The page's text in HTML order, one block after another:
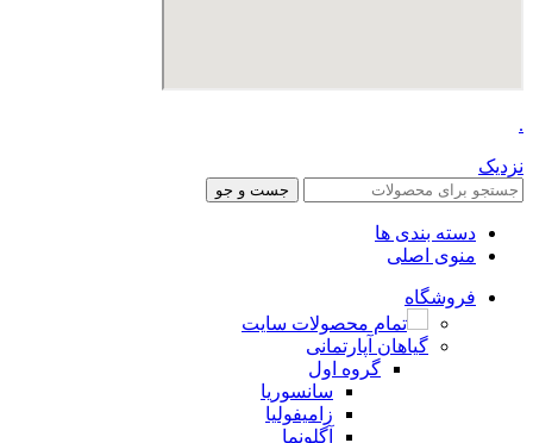
.
نزدیک
جست و جو
دسته بندی ها
منوی اصلی
فروشگاه
تمام محصولات سایت
گیاهان آپارتمانی
گروه اول
سانسوریا
زامیفولیا
آگلونما